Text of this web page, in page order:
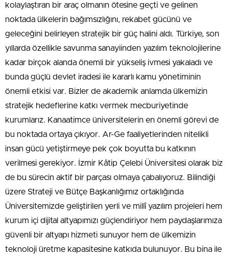
kolaylaştıran bir araç olmanın ötesine geçti ve gelinen
noktada ülkelerin bağımsızlığını, rekabet gücünü ve
geleceğini belirleyen stratejik bir güç halini aldı. Türkiye, son
yıllarda özellikle savunma sanayiinden yazılım teknolojilerine
kadar birçok alanda önemli bir yükseliş ivmesi yakaladı ve
bunda güçlü devlet iradesi ile kararlı kamu yönetiminin
önemli etkisi var. Bizler de akademik anlamda ülkemizin
stratejik hedeflerine katkı vermek mecburiyetinde
kurumlarız. Kanaatimce üniversitelerin en önemli görevi de
bu noktada ortaya çıkıyor. Ar-Ge faaliyetlerinden nitelikli
insan gücü yetiştirmeye pek çok boyutta bu katkının
verilmesi gerekiyor. İzmir Kâtip Çelebi Üniversitesi olarak biz
de bu sürecin aktif bir parçası olmaya çabalıyoruz. Bilindiği
üzere Strateji ve Bütçe Başkanlığımız ortaklığında
Üniversitemizde geliştirilen yerli ve millî yazılım projeleri hem
kurum içi dijital altyapımızı güçlendiriyor hem paydaşlarımıza
güvenli bir altyapı hizmeti sunuyor hem de ülkemizin
teknoloji üretme kapasitesine katkıda bulunuyor. Bu bina ile